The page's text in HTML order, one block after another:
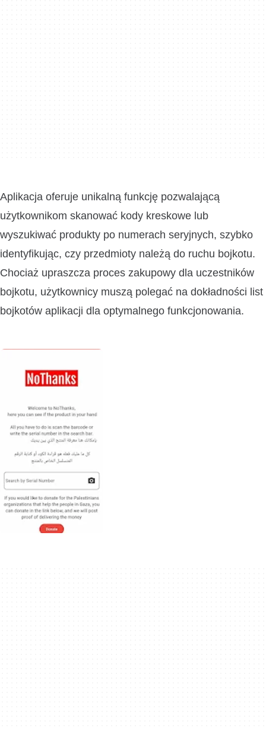
Aplikacja oferuje unikalną funkcję pozwalającą
użytkownikom skanować kody kreskowe lub
wyszukiwać produkty po numerach seryjnych, szybko
identyfikując, czy przedmioty należą do ruchu bojkotu.
Chociaż upraszcza proces zakupowy dla uczestników
bojkotu, użytkownicy muszą polegać na dokładności list
bojkotów aplikacji dla optymalnego funkcjonowania.